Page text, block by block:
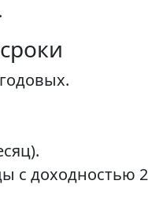
с доходностью